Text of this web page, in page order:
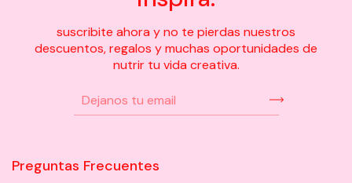
suscribite ahora y no te pierdas nuestros
descuentos, regalos y muchas oportunidades de
nutrir tu vida creativa.
Preguntas Frecuentes